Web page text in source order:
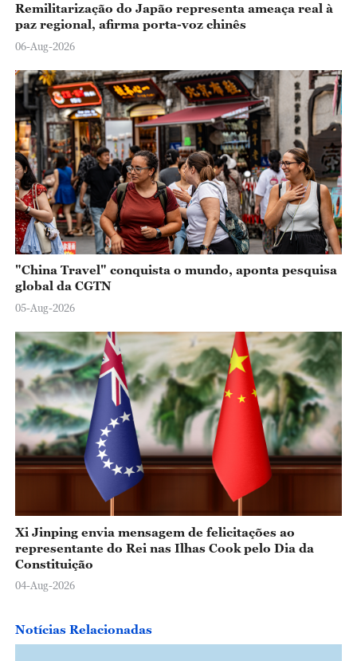
Remilitarização do Japão representa ameaça real à
paz regional, afirma porta-voz chinês
06-Aug-2026
"China Travel" conquista o mundo, aponta pesquisa
global da CGTN
05-Aug-2026
Xi Jinping envia mensagem de felicitações ao
representante do Rei nas Ilhas Cook pelo Dia da
Constituição
04-Aug-2026
Notícias Relacionadas